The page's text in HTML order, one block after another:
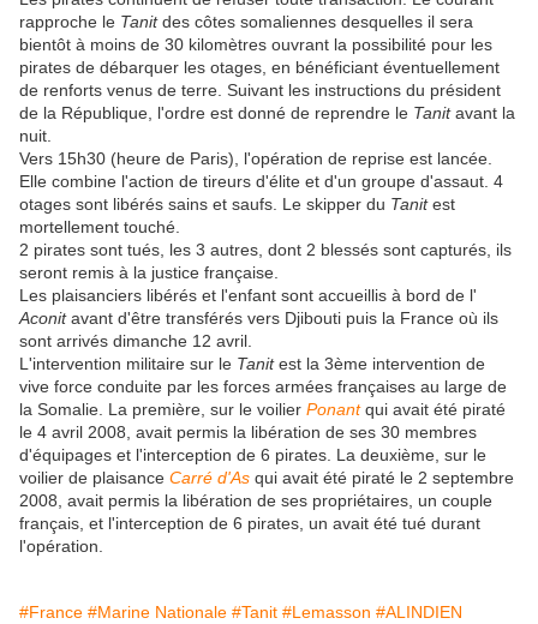
rapproche le Tanitdes côtes somaliennes desquelles il sera
bientôt à moins de 30 kilomètres ouvrant la possibilité pour les
pirates de débarquer les otages, en bénéficiant éventuellement
de renforts venus de terre. Suivant les instructions du président
de la République, l'ordre est donné de reprendre le Tanitavant la
nuit.
Vers 15h30 (heure de Paris), l'opération de reprise est lancée.
Elle combine l'action de tireurs d'élite et d'un groupe d'assaut. 4
otages sont libérés sains et saufs. Le skipper du Tanitest
mortellement touché.
2 pirates sont tués, les 3 autres, dont 2 blessés sont capturés, ils
seront remis à la justice française.
Les plaisanciers libérés et l'enfant sont accueillis à bord de l'
Aconitavant d'être transférés vers Djibouti puis la France où ils
sont arrivés dimanche 12 avril.
L'intervention militaire sur le Tanitest la 3ème intervention de
vive force conduite par les forces armées françaises au large de
la Somalie. La première, sur le voilier Ponantqui avait été piraté
le 4 avril 2008, avait permis la libération de ses 30 membres
d'équipages et l'interception de 6 pirates. La deuxième, sur le
voilier de plaisance Carré d'As qui avait été piraté le 2 septembre
2008, avait permis la libération de ses propriétaires, un couple
français, et l'interception de 6 pirates, un avait été tué durant
l'opération.
#France #Marine Nationale #Tanit #Lemasson #ALINDIEN